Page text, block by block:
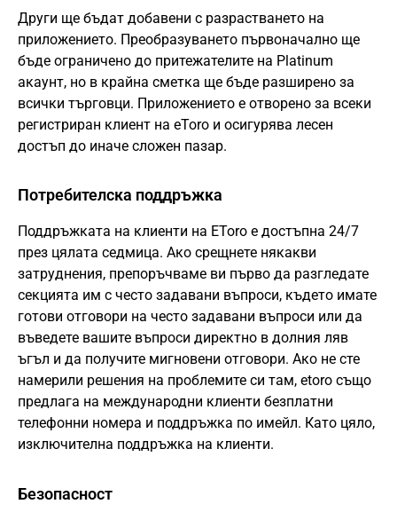
Други ще бъдат добавени с разрастването на
приложението. Преобразуването първоначално ще
бъде ограничено до притежателите на Platinum
акаунт, но в крайна сметка ще бъде разширено за
всички търговци. Приложението е отворено за всеки
регистриран клиент на eToro и осигурява лесен
достъп до иначе сложен пазар.
Потребителска поддръжка
Поддръжката на клиенти на EToro е достъпна 24/7
през цялата седмица. Ако срещнете някакви
затруднения, препоръчваме ви първо да разгледате
секцията им с често задавани въпроси, където имате
готови отговори на често задавани въпроси или да
въведете вашите въпроси директно в долния ляв
ъгъл и да получите мигновени отговори. Ако не сте
намерили решения на проблемите си там, etoro също
предлага на международни клиенти безплатни
телефонни номера и поддръжка по имейл. Като цяло,
изключителна поддръжка на клиенти.
Безопасност